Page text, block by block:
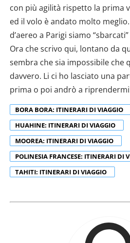
con più agilità rispetto la prima
ed il volo è andato molto
d’aereo a Parigi siamo
Ora che scrivo qui, lontano da
sembra che sia impossibile che
davvero. Li ci ho lasciato una
prima o poi andrò a
BORA BORA: ITINERARI DI VIAGGIO
HUAHINE: ITINERARI DI VIAGGIO
MOOREA: ITINERARI DI VIAGGIO
POLINESIA FRANCESE: ITINERARI DI
TAHITI: ITINERARI DI VIAGGIO